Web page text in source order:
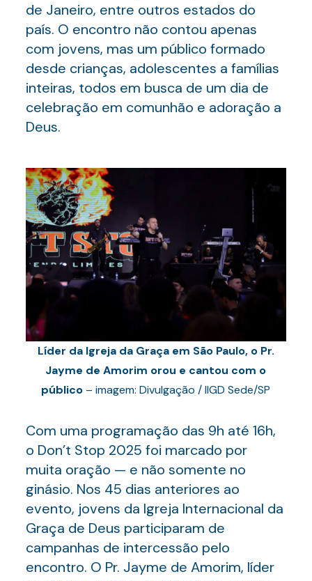
de Janeiro, entre outros estados do
país. O encontro não contou apenas
com jovens, mas um público formado
desde crianças, adolescentes a famílias
inteiras, todos em busca de um dia de
celebração em comunhão e adoração a
Deus.
Líder da Igreja da Graça em São Paulo, o Pr.
Jayme de Amorim orou e cantou com o
público – imagem: Divulgação / IIGD Sede/SP
Com uma programação das 9h até 16h,
o Don’t Stop 2025 foi marcado por
muita oração — e não somente no
ginásio. Nos 45 dias anteriores ao
evento, jovens da Igreja Internacional da
Graça de Deus participaram de
campanhas de intercessão pelo
encontro. O Pr. Jayme de Amorim, líder